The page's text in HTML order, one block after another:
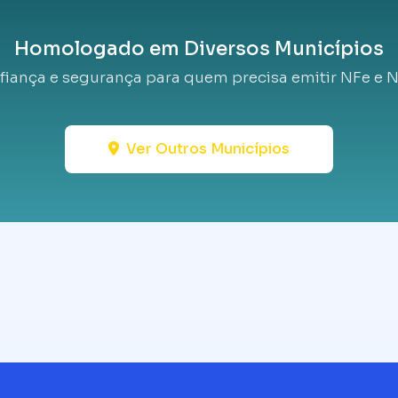
Homologado em Diversos Municípios
e segurança para quem precisa emitir NFe e
Ver Outros Municípios